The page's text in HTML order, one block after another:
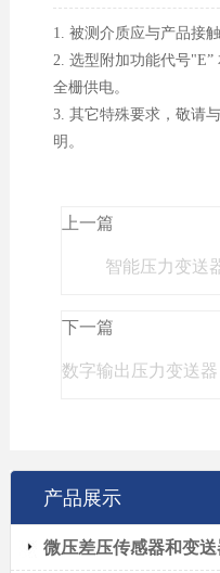
1. 被测介质应与产品接
2. 选型附加功能代号
全栅供电。
3. 其它特殊要求，敬请
明。
上一篇
智能压力变送
下一篇
数字输出压力变送器
产品展示
微压差压传感器和变送